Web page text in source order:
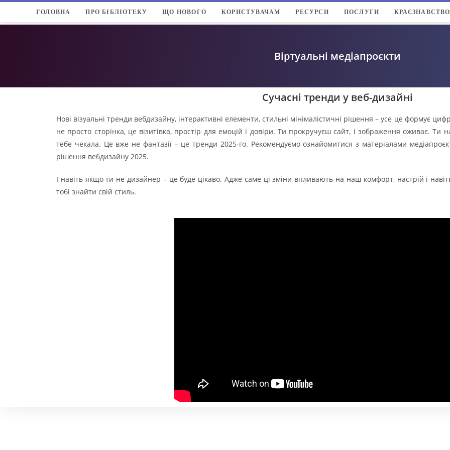
ГОЛОВНА ПРО БІБЛІОТЕКУ ЩО НОВОГО КОРИСТУВАЧАМ РЕСУРСИ ПОСЛУГИ КРАЄЗНАВСТВО
Віртуальні медіапроєкти
Сучасні тренди у веб-дизайні
Нові візуальні тренди вебдизайну, інтерактивні елементи, стильні мінімалістичні рішення – усе це формує
не просто сторінка, це візитівка, простір для емоцій і довіри. Ти прокручуєш сайт, і зображення оживає. Ти
тебе чекала. Це вже не фантазії – це тренди 2025-го. Рекомендуємо ознайомитися з матеріалами
рішення вебдизайну 2025.
І навіть якщо ти не дизайнер – це буде цікаво. Адже саме ці зміни впливають на наш комфорт, настрій і
тобі знайти свій стиль.